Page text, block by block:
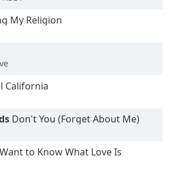
My Religion
California
Don't You (Forget About Me)
to Know What Love Is